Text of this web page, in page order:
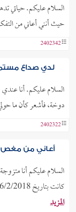
السلام عليكم. حياتي
حيث أنني أعاني من
2402342
لدي صداع
السلام عليكم. أنا
دوخة، فأشعر كأن ما
2402322
أعاني من مغص
السلام عليكم أنا
كانت بتاريخ 26/2/2018، وكانت ولادتي بتاريخ 26/11/2018،..
المزيد